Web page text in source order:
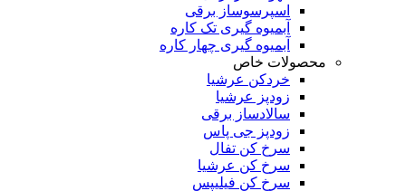
اسپرسوساز برقی
آبمیوه گیری تک کاره
آبمیوه گیری چهار کاره
محصولات خاص
خردکن عرشیا
زودپز عرشیا
سالادساز برقی
زودپز جی پاس
سرخ کن تفال
سرخ کن عرشیا
سرخ کن فیلیپس